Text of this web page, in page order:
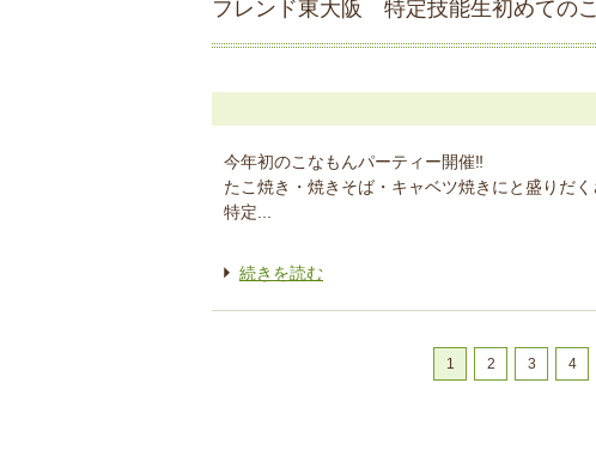
フレンド東大阪 特定技能生初めての
今年初のこなもんパーティー開催‼
たこ焼き・焼きそば・キャベツ焼きにと盛りだく
特定...
続きを読む
1 2 3 4